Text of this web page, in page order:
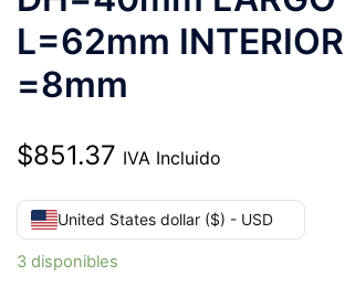
L=62mm
=8mm
$851.37 IVA Incluido
United States dollar ($) - USD
3 disponibles